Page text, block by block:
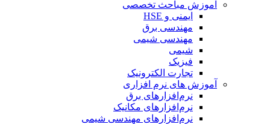
آموزش مباحث تخصصی
ایمنی و HSE
مهندسی برق
مهندسی شیمی
شیمی
فیزیک
تجارت الکترونیک
آموزش های نرم افزاری
نرم‌افزارهای برق
نرم‌افزارهای مکانیک
نرم‌افزارهای مهندسی شیمی